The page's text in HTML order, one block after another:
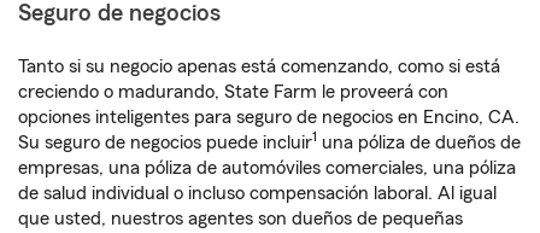
Seguro de negocios
Tanto si su negocio apenas está comenzando, como si está
creciendo o madurando, State Farm le proveerá con
opciones inteligentes para seguro de negocios en Encino, CA.
Su seguro de negocios puede incluir1 una póliza de dueños de
empresas, una póliza de automóviles comerciales, una póliza
de salud individual o incluso compensación laboral. Al igual
que usted, nuestros agentes son dueños de pequeñas